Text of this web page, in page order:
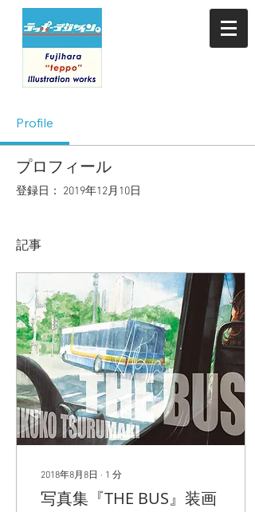
Profile
プロフィール
登録日： 2019年12月10日
記事
2018年8月8日 ∙ 1 分
写真集『THE BUS』装画